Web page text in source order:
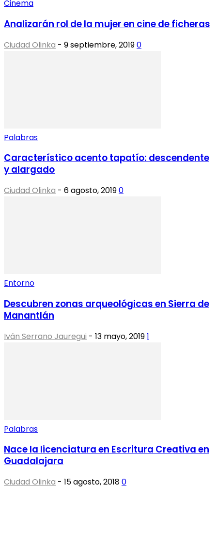
Cinema
Analizarán rol de la mujer en cine de ficheras
Ciudad Olinka - 9 septiembre, 20190
Palabras
Característico acento tapatío: descendente
y alargado
Ciudad Olinka - 6 agosto, 20190
Entorno
Descubren zonas arqueológicas en Sierra de
Manantlán
Iván Serrano Jauregui - 13 mayo, 20191
Palabras
Nace la licenciatura en Escritura Creativa en
Guadalajara
Ciudad Olinka - 15 agosto, 20180